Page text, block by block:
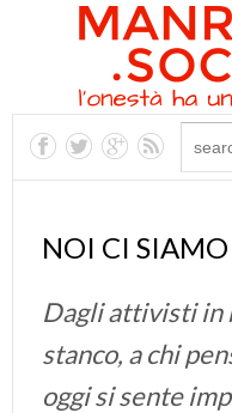
NOI CI
Dagli attivisti in
stanco, a chi
oggi si sente